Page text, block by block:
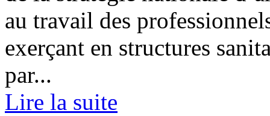
au travail des
exerçant en structures
par...
Lire la suite